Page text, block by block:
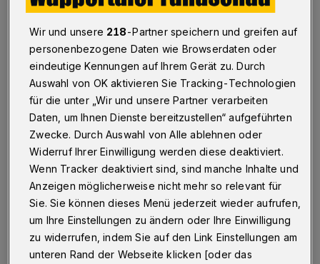
neuen Baustellen-Infoseite
www.strassen.nrw.de/wuppertal schreibt, wirft Stau-
Schatten voraus. Die Stadt ist sauer auf die
Düsseldorfer Straßenplaner.
23.11.2014 , 00:00 Uhr Eine Minute Lesezeit
Wir und unsere 218-Partner speichern und greifen auf
personenbezogene Daten wie Browserdaten oder
eindeutige Kennungen auf Ihrem Gerät zu. Durch
Auswahl von OK aktivieren Sie Tracking-Technologien
für die unter „Wir und unsere Partner verarbeiten
Daten, um Ihnen Dienste bereitzustellen“ aufgeführten
Zwecke. Durch Auswahl von Alle ablehnen oder
Widerruf Ihrer Einwilligung werden diese deaktiviert.
Wenn Tracker deaktiviert sind, sind manche Inhalte und
Anzeigen möglicherweise nicht mehr so relevant für
Sie. Sie können dieses Menü jederzeit wieder aufrufen,
um Ihre Einstellungen zu ändern oder Ihre Einwilligung
zu widerrufen, indem Sie auf den Link Einstellungen am
unteren Rand der Webseite klicken [oder das